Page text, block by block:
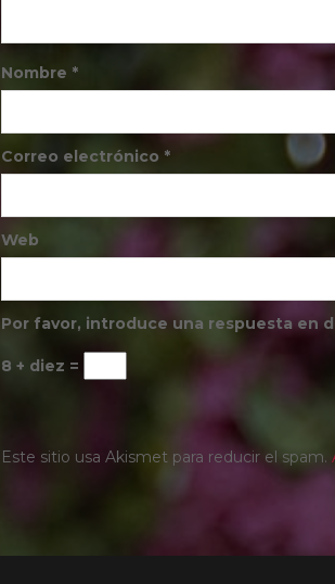
Nombre *
Correo electrónico *
Web
Por favor, introduce una respuesta en
8 + diez =
Este sitio usa Akismet para reducir el spam.